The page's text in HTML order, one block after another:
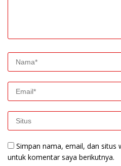
Simpan nama, email, dan situs
untuk komentar saya berikutnya.